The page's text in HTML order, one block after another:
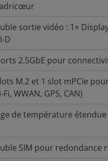
sortie vidéo : 1×
D
2.5GbE pour
M.2 et 1 slot mPCIe
Fi, WWAN, GPS, CAN)
de température étendue
SIM pour redondance